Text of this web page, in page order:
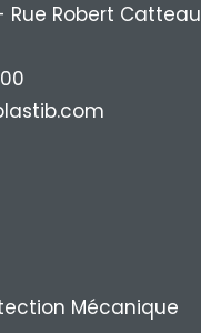
Rue Robert Catteau
Mécanique